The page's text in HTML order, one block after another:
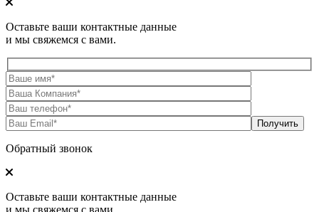
Оставьте ваши контактные данные
и мы свяжемся с вами.
Обратный звонок
Оставьте ваши контактные данные